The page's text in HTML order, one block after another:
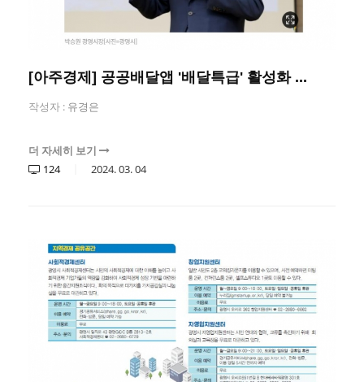
[아주경제] 공공배달앱 '배달특급' 활성화 ...
작성자 : 유경은
더 자세히 보기
124
2024.03.04